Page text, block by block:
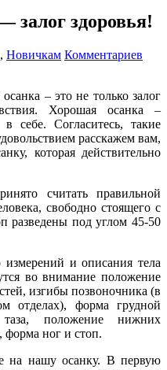
залог здоровья!
, Новичкам Комментариев
– это не только залог
Хорошая осанка –
себе. Согласитесь, такие
расскажем вам,
которая действительно
считать правильной
свободно стоящего с
разведены под углом 45-50
и описания тела
во внимание положение
изгибы позвоночника (в
отделах), форма грудной
положение нижних
форма ног и стоп.
на нашу осанку. В первую